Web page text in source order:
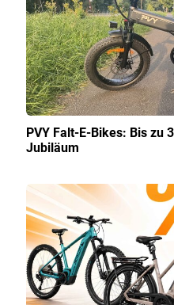
PVY Falt-E-Bikes: Bis zu
Jubiläum